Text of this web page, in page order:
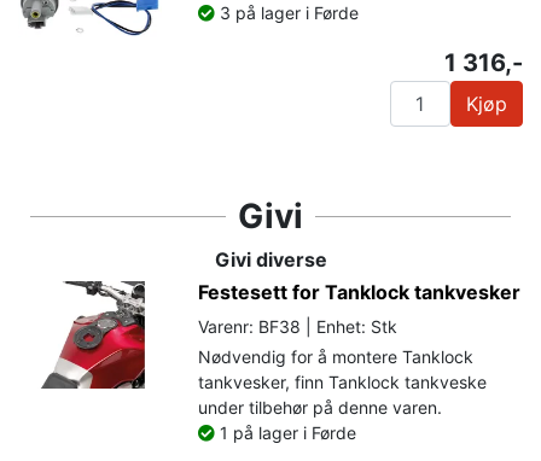
3 på lager i Førde
1 316,-
Kjøp
Givi
Givi diverse
Festesett for Tanklock tankvesker
Varenr: BF38 | Enhet: Stk
Nødvendig for å montere Tanklock
tankvesker, finn Tanklock tankveske
under tilbehør på denne varen.
1 på lager i Førde